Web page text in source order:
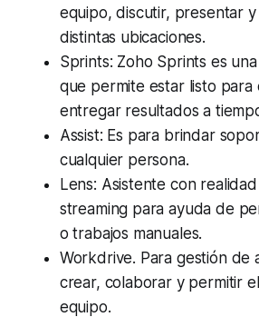
equipo, discutir, presentar
distintas ubicaciones.
Sprints: Zoho Sprints es
que permite estar listo para
entregar resultados a
Assist: Es para brindar
cualquier persona.
Lens: Asistente con
streaming para ayuda de
o trabajos manuales.
Workdrive. Para gestión de
crear, colaborar y permitir
equipo.